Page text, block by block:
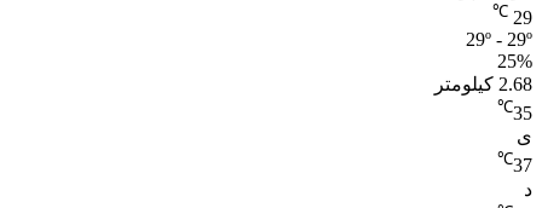
29
℃
29º - 29º
25%
2.68 کیلومتر
35
℃
ی
37
℃
د